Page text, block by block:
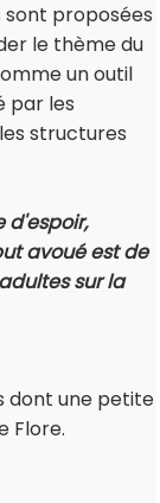
sont proposées
le thème du
un outil
par les
structures
d'espoir,
avoué est de
sur la
dont une petite
Flore.